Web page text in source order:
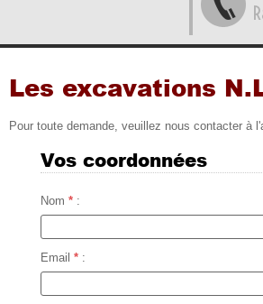
Les excavations
Pour toute demande, veuillez nous contacter à
Vos coordonnées
Nom* :
Email* :